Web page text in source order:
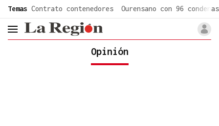
Temas Contrato contenedores Ourensano con 96 condenas
header.menu.open
Opinión